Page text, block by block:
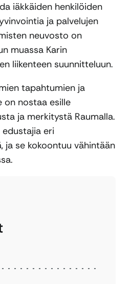
iäkkäiden henkilöiden
ja palvelujen
neuvosto on
muassa Karin
liikenteen suunnitteluun.
tapahtumien ja
on nostaa esille
ja merkitystä Raumalla.
eri
ja se kokoontuu vähintään